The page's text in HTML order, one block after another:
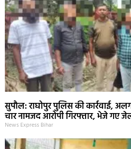
सुपौल: राघोपुर पुलिस की कार्रवाई,
चार नामजद आरोपी गिरफ्तार, भेजे गए
News Express Bihar